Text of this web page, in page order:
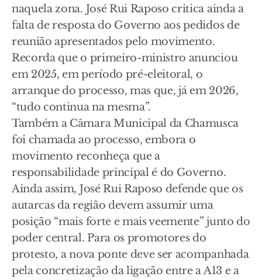
naquela zona. José Rui Raposo critica ainda a
falta de resposta do Governo aos pedidos de
reunião apresentados pelo movimento.
Recorda que o primeiro-ministro anunciou
em 2025, em período pré-eleitoral, o
arranque do processo, mas que, já em 2026,
“tudo continua na mesma”.
Também a Câmara Municipal da Chamusca
foi chamada ao processo, embora o
movimento reconheça que a
responsabilidade principal é do Governo.
Ainda assim, José Rui Raposo defende que os
autarcas da região devem assumir uma
posição “mais forte e mais veemente” junto do
poder central. Para os promotores do
protesto, a nova ponte deve ser acompanhada
pela concretização da ligação entre a A13 e a